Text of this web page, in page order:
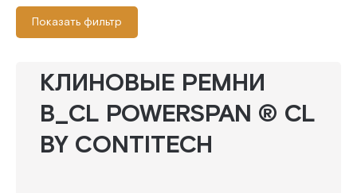
Показать фильтр
КЛИНОВЫЕ РЕМНИ
B_CL POWERSPAN ® CL
BY CONTITECH
MITSUBOSHI
GATES